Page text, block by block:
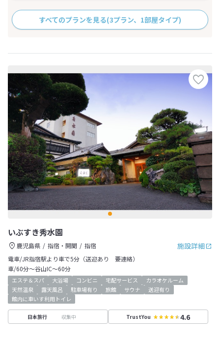
すべてのプランを見る(3プラン、1部屋タイプ)
いぶすき秀水園
施設詳細
鹿児島県 指宿・開聞
指宿
電車/JR指宿駅より車で5分（送迎あり 要連絡）
車/60分～谷山IC～60分
エステ＆スパ 大浴場 コンビニ 宅配サービス
カラオケルーム
天然温泉
露天風呂 駐車場有り 旅館 サウナ
送迎有り
館内に車いす利用トイレ
日本旅行 収集中 TrustYou 4.6